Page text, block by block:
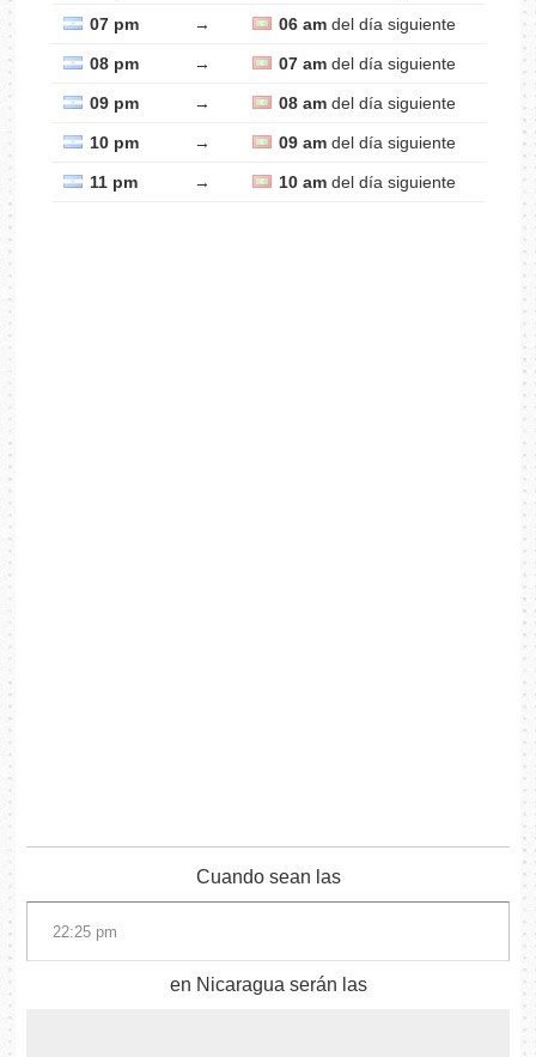
07 pm → 06 amdel día siguiente
08 pm → 07 amdel día siguiente
09 pm → 08 amdel día siguiente
10 pm → 09 amdel día siguiente
11 pm → 10 amdel día siguiente
Cuando sean las
en Nicaragua serán las